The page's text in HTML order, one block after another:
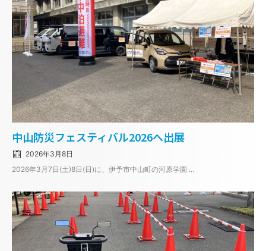
中山防災フェスティバル2026へ出展
Posted
on
2026年3月8日
2026年3月7日(土)8日(日)に、伊予市中山町の河原学園 ...